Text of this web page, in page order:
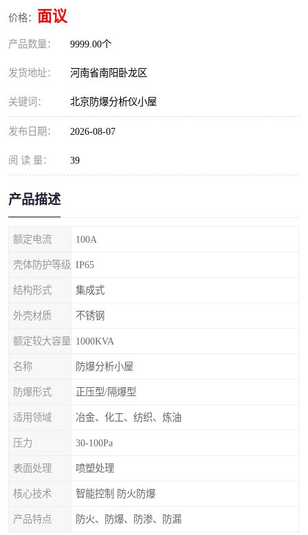
价格： 面议
产品数量： 9999.00个
发货地址： 河南省南阳卧龙区
关键词： 北京防爆分析仪小屋
发布日期： 2026-08-07
阅 读 量： 39
产品描述
额定电流 100A
壳体防护等级 IP65
结构形式 集成式
外壳材质 不锈钢
额定较大容量 1000KVA
名称 防爆分析小屋
防爆形式 正压型/隔爆型
适用领域 冶金、化工、纺织、炼油
压力 30-100Pa
表面处理 喷塑处理
核心技术 智能控制 防火防爆
产品特点 防火、防爆、防渗、防漏